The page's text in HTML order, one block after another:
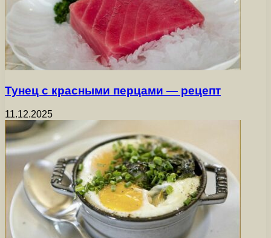
Тунец с красными перцами — рецепт
11.12.2025